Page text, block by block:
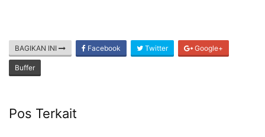
BAGIKAN INI Facebook Twitter Google+
Buffer
Pos Terkait